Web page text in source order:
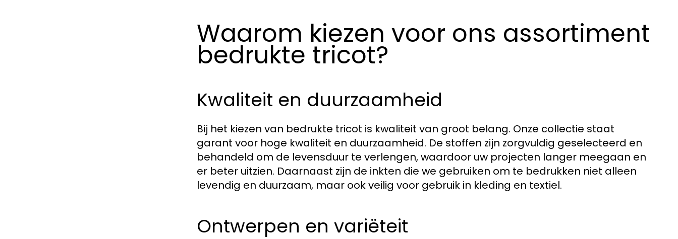
Waarom kiezen voor ons assortiment
bedrukte tricot?
Kwaliteit en duurzaamheid
Bij het kiezen van bedrukte tricot is kwaliteit van groot belang. Onze collectie staat
garant voor hoge kwaliteit en duurzaamheid. De stoffen zijn zorgvuldig geselecteerd en
behandeld om de levensduur te verlengen, waardoor uw projecten langer meegaan en
er beter uitzien. Daarnaast zijn de inkten die we gebruiken om te bedrukken niet alleen
levendig en duurzaam, maar ook veilig voor gebruik in kleding en textiel.
Ontwerpen en variëteit